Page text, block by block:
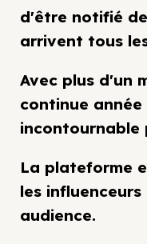
d'être notifié
arrivent tous
Avec plus d'un
continue
incontournable
La plateforme
les
audience.